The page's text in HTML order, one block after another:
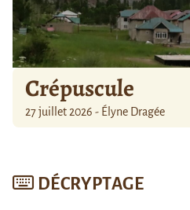
Crépuscule
27 juillet 2026 - Élyne Dragée
DÉCRYPTAGE